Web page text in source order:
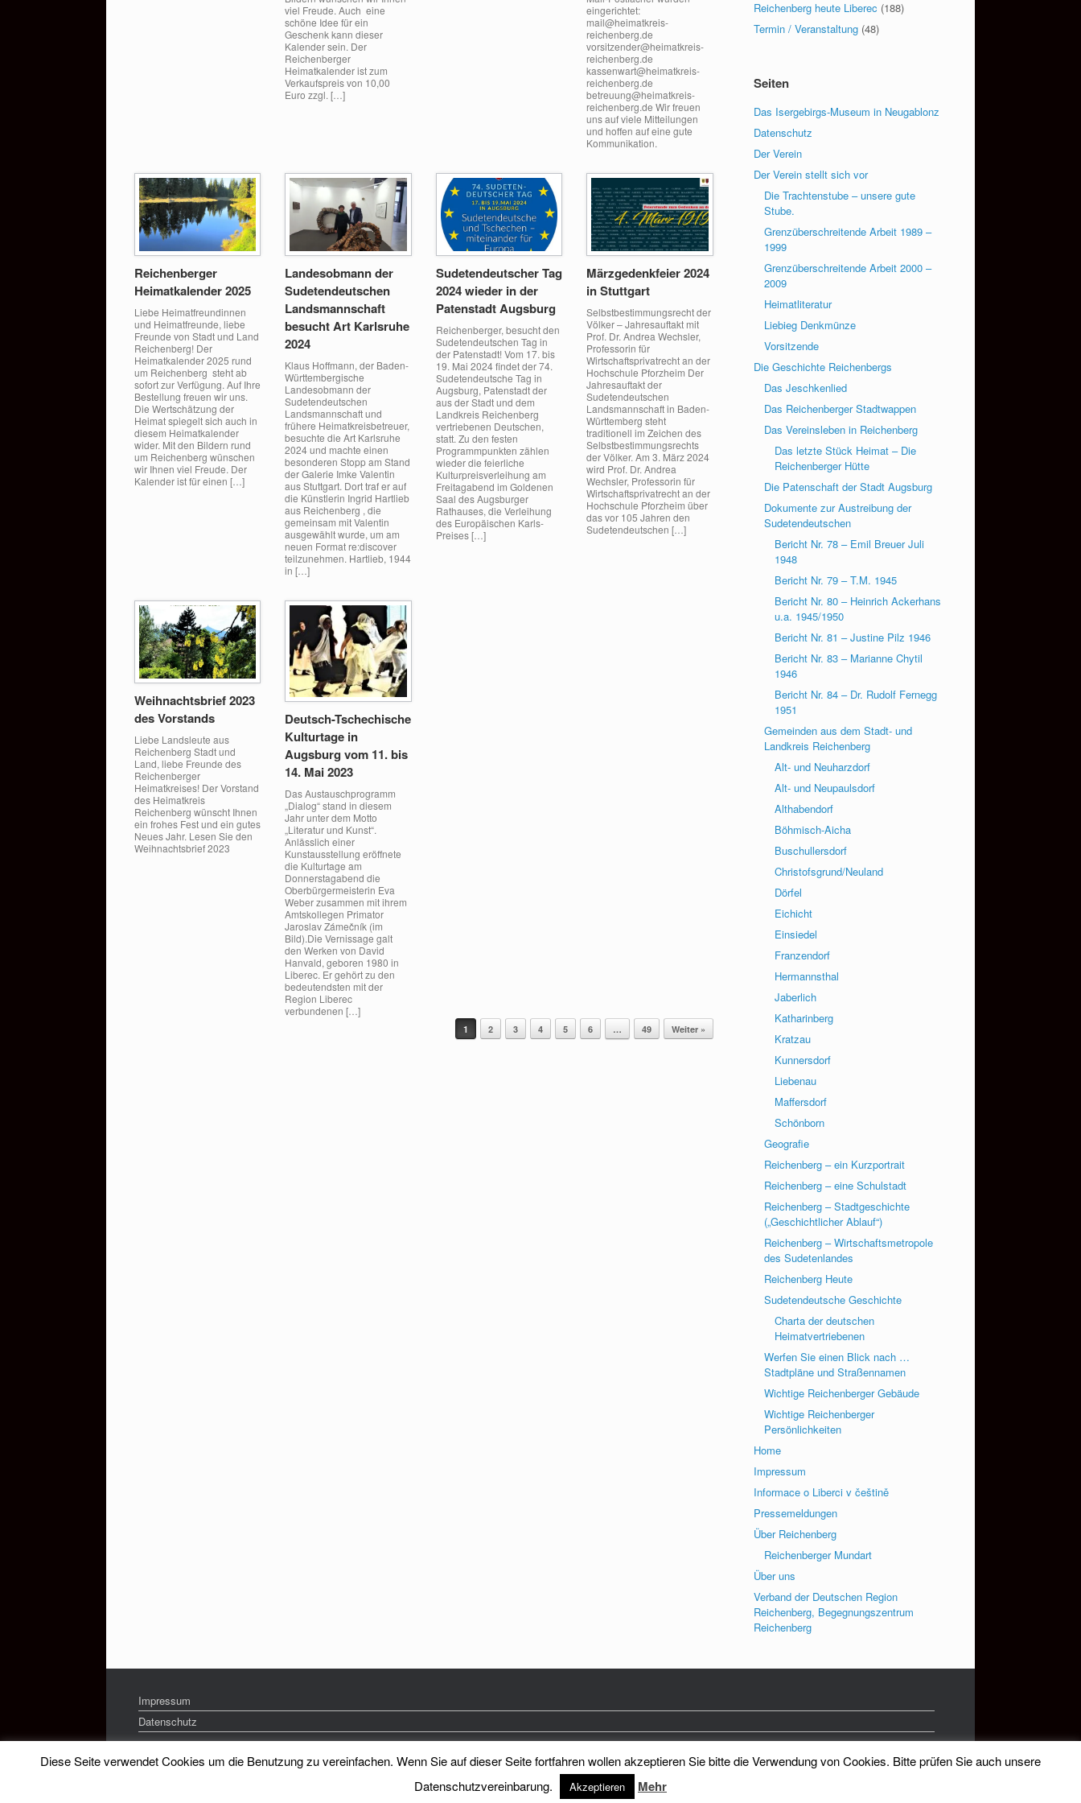
viel Freude. Auch eine
schöne Idee für ein
Geschenk kann dieser
Kalender sein. Der
Reichenberger
Heimatkalender ist zum
Verkaufspreis von 10,00
Euro zzgl. […]
eingerichtet:
mail@heimatkreis-
reichenberg.de
vorsitzender@heimatkreis-
reichenberg.de
kassenwart@heimatkreis-
reichenberg.de
betreuung@heimatkreis-
reichenberg.de Wir freuen
uns auf viele Mitteilungen
und hoffen auf eine gute
Kommunikation.
Reichenberger
Heimatkalender 2025
Liebe Heimatfreundinnen
und Heimatfreunde, liebe
Freunde von Stadt und Land
Reichenberg! Der
Heimatkalender 2025 rund
um Reichenberg steht ab
sofort zur Verfügung. Auf Ihre
Bestellung freuen wir uns.
Die Wertschätzung der
Heimat spiegelt sich auch in
diesem Heimatkalender
wider. Mit den Bildern rund
um Reichenberg wünschen
wir Ihnen viel Freude. Der
Kalender ist für einen […]
Landesobmann der
Sudetendeutschen
Landsmannschaft
besucht Art Karlsruhe
2024
Klaus Hoffmann, der Baden-
Württembergische
Landesobmann der
Sudetendeutschen
Landsmannschaft und
frühere Heimatkreisbetreuer,
besuchte die Art Karlsruhe
2024 und machte einen
besonderen Stopp am Stand
der Galerie Imke Valentin
aus Stuttgart. Dort traf er auf
die Künstlerin Ingrid Hartlieb
aus Reichenberg , die
gemeinsam mit Valentin
ausgewählt wurde, um am
neuen Format re:discover
teilzunehmen. Hartlieb, 1944
in […]
Sudetendeutscher Tag
2024 wieder in der
Patenstadt Augsburg
Reichenberger, besucht den
Sudetendeutschen Tag in
der Patenstadt! Vom 17. bis
19. Mai 2024 findet der 74.
Sudetendeutsche Tag in
Augsburg, Patenstadt der
aus der Stadt und dem
Landkreis Reichenberg
vertriebenen Deutschen,
statt. Zu den festen
Programmpunkten zählen
wieder die feierliche
Kulturpreisverleihung am
Freitagabend im Goldenen
Saal des Augsburger
Rathauses, die Verleihung
des Europäischen Karls-
Preises […]
Märzgedenkfeier 2024
in Stuttgart
Selbstbestimmungsrecht der
Völker – Jahresauftakt mit
Prof. Dr. Andrea Wechsler,
Professorin für
Wirtschaftsprivatrecht an der
Hochschule Pforzheim Der
Jahresauftakt der
Sudetendeutschen
Landsmannschaft in Baden-
Württemberg steht
traditionell im Zeichen des
Selbstbestimmungsrechts
der Völker. Am 3. März 2024
wird Prof. Dr. Andrea
Wechsler, Professorin für
Wirtschaftsprivatrecht an der
Hochschule Pforzheim über
das vor 105 Jahren den
Sudetendeutschen […]
Weihnachtsbrief 2023
des Vorstands
Liebe Landsleute aus
Reichenberg Stadt und
Land, liebe Freunde des
Reichenberger
Heimatkreises! Der Vorstand
des Heimatkreis
Reichenberg wünscht Ihnen
ein frohes Fest und ein gutes
Neues Jahr. Lesen Sie den
Weihnachtsbrief 2023
Deutsch-Tschechische
Kulturtage in
Augsburg vom 11. bis
14. Mai 2023
Das Austauschprogramm
„Dialog“ stand in diesem
Jahr unter dem Motto
„Literatur und Kunst“.
Anlässlich einer
Kunstausstellung eröffnete
die Kulturtage am
Donnerstagabend die
Oberbürgermeisterin Eva
Weber zusammen mit ihrem
Amtskollegen Primator
Jaroslav Zámečník (im
Bild).Die Vernissage galt
den Werken von David
Hanvald, geboren 1980 in
Liberec. Er gehört zu den
bedeutendsten mit der
Region Liberec
verbundenen […]
1 2 3 4 5 6 … 49 Weiter »
Reichenberg heute Liberec (188)
Termin / Veranstaltung (48)
Seiten
Das Isergebirgs-Museum in Neugablonz
Datenschutz
Der Verein
Der Verein stellt sich vor
Die Trachtenstube – unsere gute
Stube.
Grenzüberschreitende Arbeit 1989 –
1999
Grenzüberschreitende Arbeit 2000 –
2009
Heimatliteratur
Liebieg Denkmünze
Vorsitzende
Die Geschichte Reichenbergs
Das Jeschkenlied
Das Reichenberger Stadtwappen
Das Vereinsleben in Reichenberg
Das letzte Stück Heimat – Die
Reichenberger Hütte
Die Patenschaft der Stadt Augsburg
Dokumente zur Austreibung der
Sudetendeutschen
Bericht Nr. 78 – Emil Breuer Juli
1948
Bericht Nr. 79 – T.M. 1945
Bericht Nr. 80 – Heinrich Ackerhans
u.a. 1945/1950
Bericht Nr. 81 – Justine Pilz 1946
Bericht Nr. 83 – Marianne Chytil
1946
Bericht Nr. 84 – Dr. Rudolf Fernegg
1951
Gemeinden aus dem Stadt- und
Landkreis Reichenberg
Alt- und Neuharzdorf
Alt- und Neupaulsdorf
Althabendorf
Böhmisch-Aicha
Buschullersdorf
Christofsgrund/Neuland
Dörfel
Eichicht
Einsiedel
Franzendorf
Hermannsthal
Jaberlich
Katharinberg
Kratzau
Kunnersdorf
Liebenau
Maffersdorf
Schönborn
Geografie
Reichenberg – ein Kurzportrait
Reichenberg – eine Schulstadt
Reichenberg – Stadtgeschichte
(„Geschichtlicher Ablauf“)
Reichenberg – Wirtschaftsmetropole
des Sudetenlandes
Reichenberg Heute
Sudetendeutsche Geschichte
Charta der deutschen
Heimatvertriebenen
Werfen Sie einen Blick nach …
Stadtpläne und Straßennamen
Wichtige Reichenberger Gebäude
Wichtige Reichenberger
Persönlichkeiten
Home
Impressum
Informace o Liberci v češtině
Pressemeldungen
Über Reichenberg
Reichenberger Mundart
Über uns
Verband der Deutschen Region
Reichenberg, Begegnungszentrum
Reichenberg
Impressum
Datenschutz
Heimatkreis Reichenberg Stadt und Land e.V. Theme bySiteOrigin
Diese Seite verwendet Cookies um die Benutzung zu vereinfachen. Wenn Sie auf dieser Seite fortfahren wollen akzeptieren Sie bitte die Verwendung von Cookies. Bitte prüfen Sie auch unsere
Datenschutzvereinbarung.
Akzeptieren Mehr